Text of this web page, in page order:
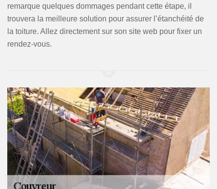
remarque quelques dommages pendant cette étape, il
trouvera la meilleure solution pour assurer l’étanchéité de
la toiture. Allez directement sur son site web pour fixer un
rendez-vous.